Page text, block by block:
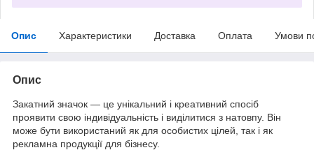
Опис Характеристики Доставка Оплата Умови
Опис
Закатний значок — це унікальний і креативний спосіб
проявити свою індивідуальність і виділитися з натовпу. Він
може бути використаний як для особистих цілей, так і як
рекламна продукції для бізнесу.